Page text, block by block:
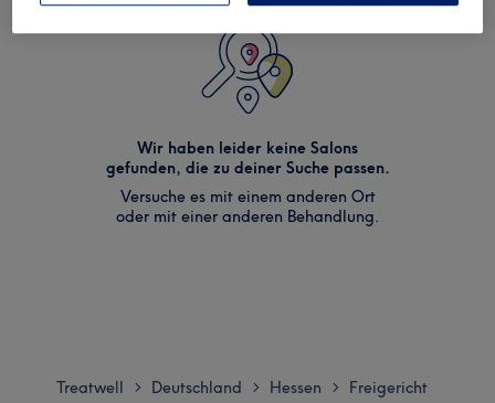
Wir haben leider keine Salons
gefunden, die zu deiner Suche passen.
Versuche es mit einem anderen Ort
oder mit einer anderen Behandlung.
Treatwell > Deutschland > Hessen > Freigericht